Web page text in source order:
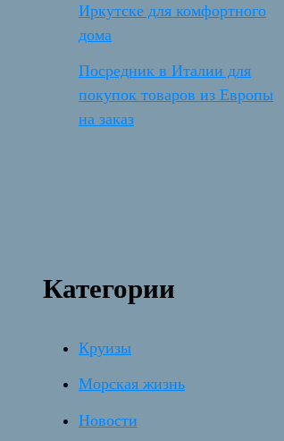
Иркутске для комфортного
дома
Посредник в Италии для
покупок товаров из Европы
на заказ
Категории
Круизы
Морская жизнь
Новости